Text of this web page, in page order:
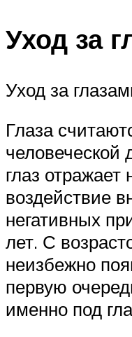
Уход за
Уход за
Глаза
человеческой
глаз отражает
воздействие
негативных
лет. С
неизбежно
первую
именно под